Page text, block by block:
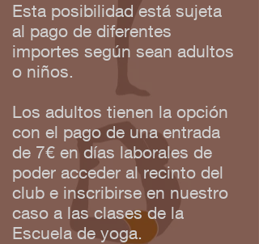
Esta posibilidad está sujeta
al pago de diferentes
importes según sean adultos
o niños.
Los adultos tienen la opción
con el pago de una entrada
de 7€ en días laborales de
poder acceder al recinto del
club e inscribirse en nuestro
caso a las clases de la
Escuela de yoga.